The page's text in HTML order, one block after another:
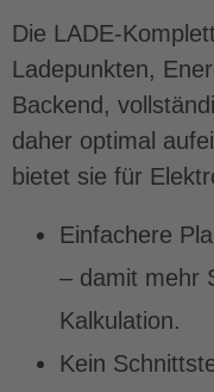
Die LADE-
Ladepunkten,
Backend,
daher optimal
bietet sie für
Einfachere
– damit mehr
Kalkulation.
Kein